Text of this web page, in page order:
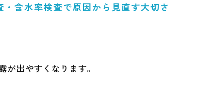
含水率検査で原因から見直す大切さ
出やすくなります。